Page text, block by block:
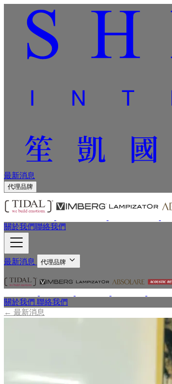
最新消息
代理品牌
關於我們聯絡我們
最新消息 代理品牌
關於我們 聯絡我們
← 最新消息